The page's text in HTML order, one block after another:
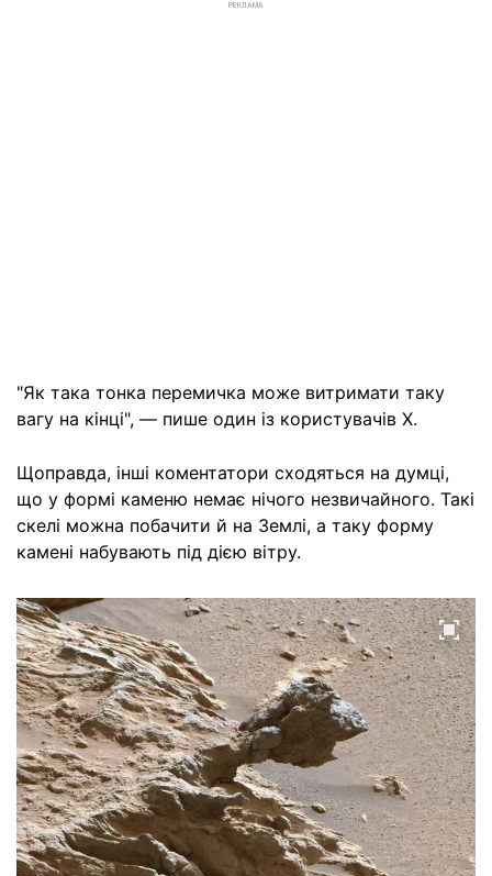
РЕКЛАМА
"Як така тонка перемичка може витримати таку
вагу на кінці", — пише один із користувачів X.
Щоправда, інші коментатори сходяться на думці,
що у формі каменю немає нічого незвичайного. Такі
скелі можна побачити й на Землі, а таку форму
камені набувають під дією вітру.